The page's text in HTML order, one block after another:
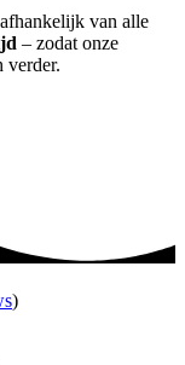
van alle
– zodat onze
verder.
)